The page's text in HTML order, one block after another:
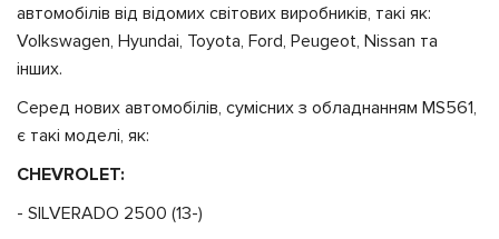
автомобілів від відомих світових виробників, такі як:
Volkswagen, Hyundai, Toyota, Ford, Peugeot, Nissan та
інших.
Серед нових автомобілів, сумісних з обладнанням MS561,
є такі моделі, як:
CHEVROLET:
- SILVERADO 2500 (13-)